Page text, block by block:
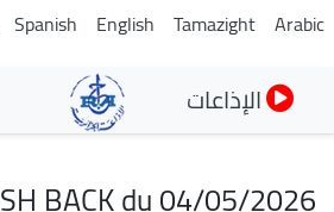
تجاوز
Arabic
Tamazight
English
Spanish
الإذاعات
BACK du 04/05/2026